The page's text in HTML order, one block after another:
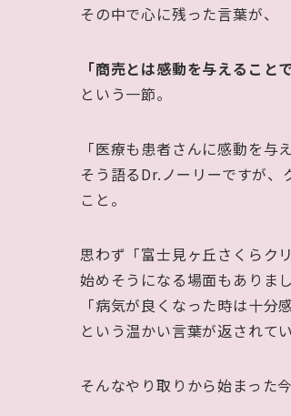
その中で心に残った言葉が、
「商売とは感動を与えること
という一節。
「医療も患者さんに感動を与
そう語るDr.ノーリーですが
こと。
思わず「富士見ヶ丘さくらク
始めそうになる場面もありま
「病気が良くなった時は十分
という温かい言葉が返されて
そんなやり取りから始まった